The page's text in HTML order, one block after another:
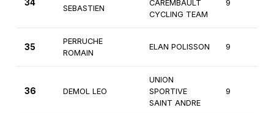
34
SEBASTIEN
CAREMBAULT
CYCLING TEAM
9
35
PERRUCHE
ROMAIN
ELAN POLISSON 9
36 DEMOL LEO
UNION
SPORTIVE
SAINT ANDRE
9